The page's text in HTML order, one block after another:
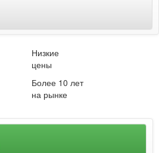
Низкие
цены
Более 10 лет
на рынке